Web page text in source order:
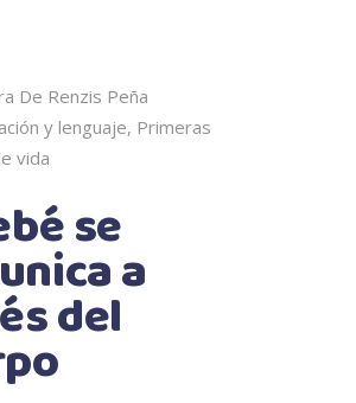
De Renzis Peña
y lenguaje, Primeras
vida
se
a
del